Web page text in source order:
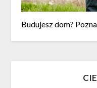
Budujesz dom?